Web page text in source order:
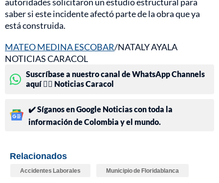
saber si este incidente afectó parte de la obra que ya
está construida.
MATEO MEDINA ESCOBAR/NATALY AYALA
NOTICIAS CARACOL
Suscríbase a nuestro canal de WhatsApp Channels
aquí 👉🏻 Noticias Caracol
✔️ Síganos en Google Noticias con toda la
información de Colombia y el mundo.
Relacionados
Accidentes Laborales Municipio de Floridablanca